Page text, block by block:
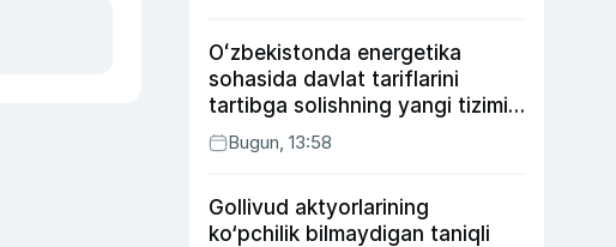
Oʻzbekistonda energetika
sohasida davlat tariflarini
tartibga solishning yangi tizimi
joriy etildi
Bugun, 13:58
Gollivud aktyorlarining
ko‘pchilik bilmaydigan taniqli